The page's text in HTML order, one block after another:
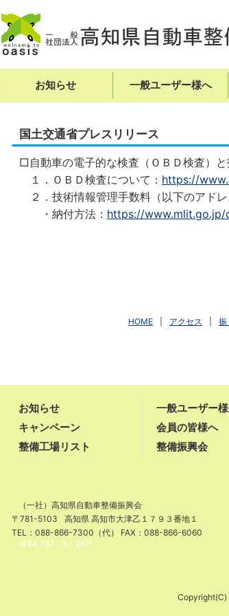
お知らせ 一般ユーザー様へ
国土交通省プレスリリース
□自動車の電子的な検査（ＯＢＤ検査）
１．ＯＢＤ検査について： https://
２．技術情報管理手数料（以下のアド
・納付方法： https://
HOME アクセス 振
お知らせ
キャンペーン
整備工場リスト
一般ユーザー
会員の皆様へ
整備振興会
（一社）高知県自動車整備振興会
〒781-5103
高知県 高知市大津乙１７９３番地１
TEL：088-866-7300（代） FAX：088-866-6060
(444,787 - 5 - 257)
Copyright(C)